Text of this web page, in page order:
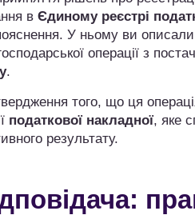
в Єдиному реєстрі
У ньому ви
операції з
.
того, що ця
податкової накладної, яке
результату.